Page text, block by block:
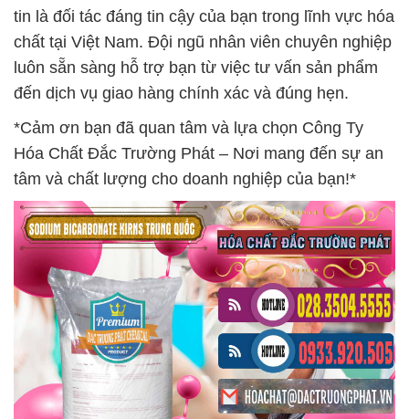
tin là đối tác đáng tin cậy của bạn trong lĩnh vực hóa
chất tại Việt Nam. Đội ngũ nhân viên chuyên nghiệp
luôn sẵn sàng hỗ trợ bạn từ việc tư vấn sản phẩm
đến dịch vụ giao hàng chính xác và đúng hẹn.
*Cảm ơn bạn đã quan tâm và lựa chọn Công Ty
Hóa Chất Đắc Trường Phát – Nơi mang đến sự an
tâm và chất lượng cho doanh nghiệp của bạn!*